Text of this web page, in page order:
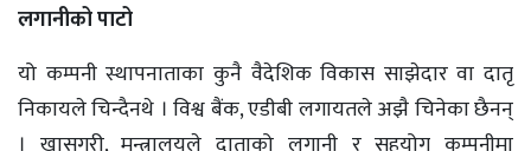
लगानीको पाटो
यो कम्पनी स्थापनाताका कुनै वैदेशिक विकास साझेदार वा दातृ
निकायले चिन्दैनथे । विश्व बैंक, एडीबी लगायतले अझै चिनेका छैनन्